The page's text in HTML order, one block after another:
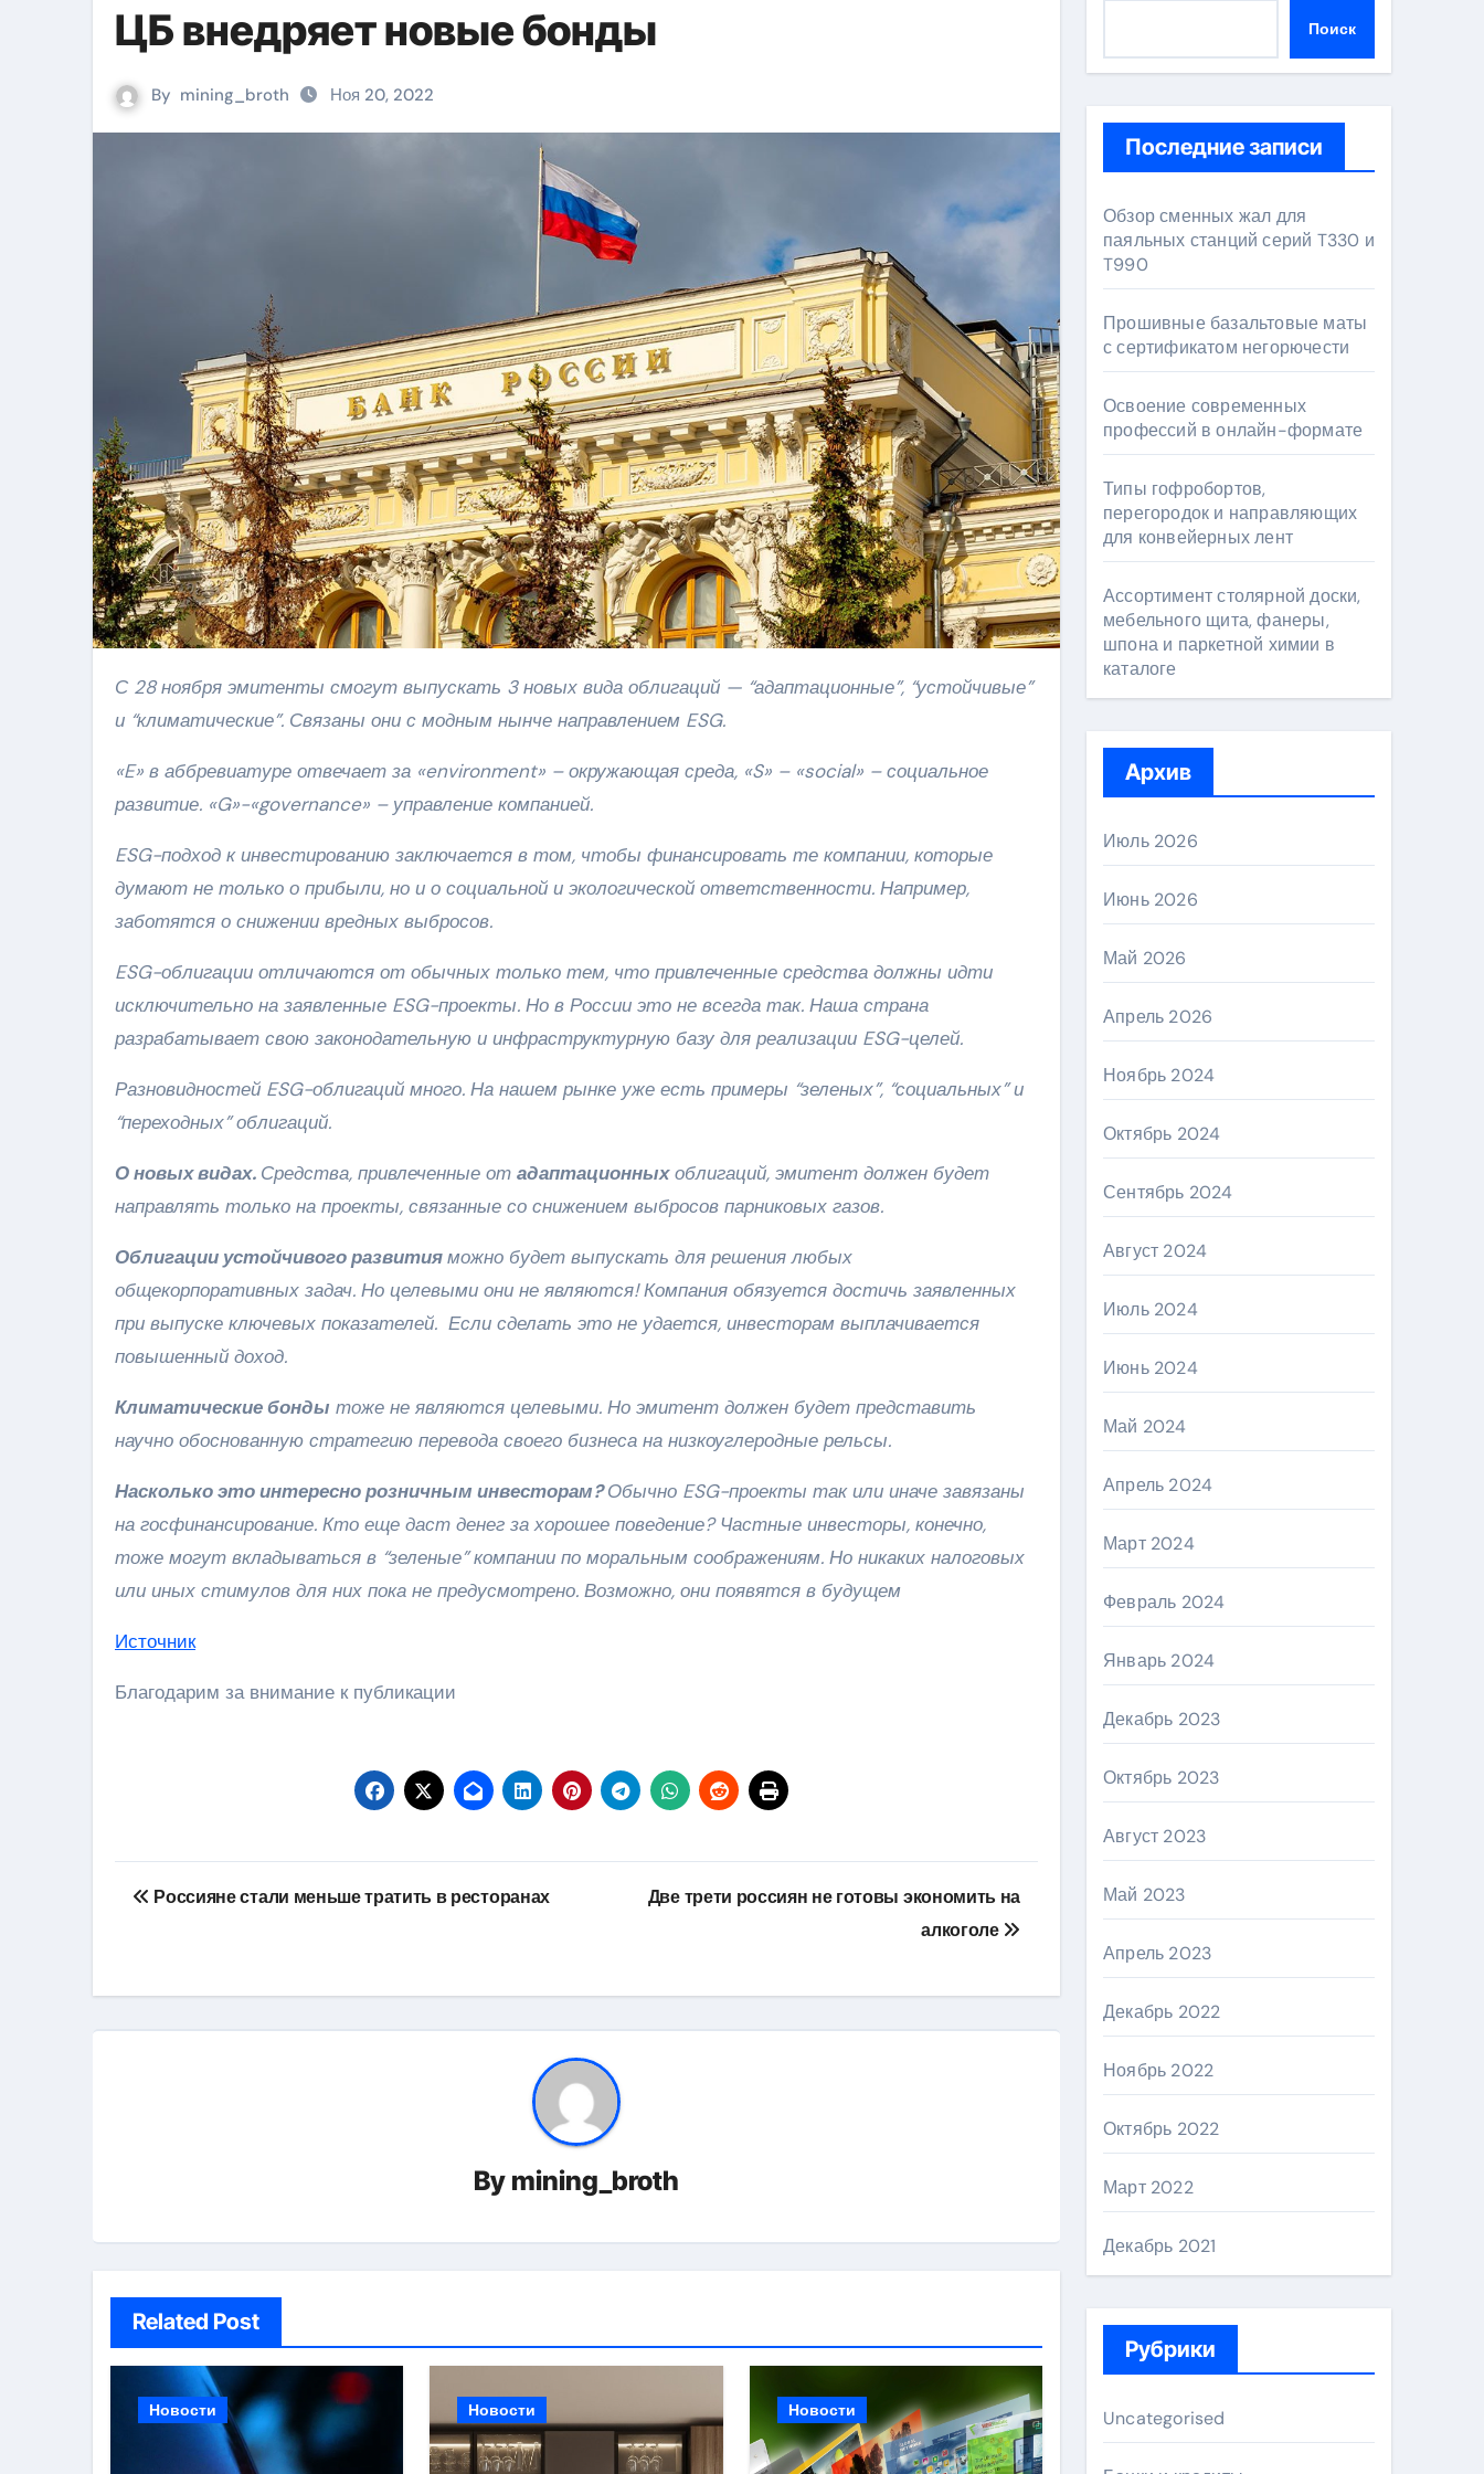
ЦБ внедряет новые бонды
By mining_broth Ноя 20, 2022
С 28 ноября эмитенты смогут выпускать 3 новых вида облигаций — “адаптационные”, “устойчивые”
и “климатические”. Связаны они с модным нынче направлением ESG.
«E» в аббревиатуре отвечает за «environment» – окружающая среда, «S» – «social» – социальное
развитие. «G»-«governance» – управление компанией.
ESG-подход к инвестированию заключается в том, чтобы финансировать те компании, которые
думают не только о прибыли, но и о социальной и экологической ответственности. Например,
заботятся о снижении вредных выбросов.
ESG-облигации отличаются от обычных только тем, что привлеченные средства должны идти
исключительно на заявленные ESG-проекты. Но в России это не всегда так. Наша страна
разрабатывает свою законодательную и инфраструктурную базу для реализации ESG-целей.
Разновидностей ESG-облигаций много. На нашем рынке уже есть примеры “зеленых”, “социальных”и
“переходных”облигаций.
О новых видах. Средства, привлеченные от адаптационныхоблигаций, эмитент должен будет
направлять только на проекты, связанные со снижением выбросов парниковых газов.
Облигации устойчивого развитияможно будет выпускать для решения любых
общекорпоративных задач. Но целевыми они не являются! Компания обязуется достичь заявленных
при выпуске ключевых показателей. Если сделать это не удается, инвесторам выплачивается
повышенный доход.
Климатические бонды тоже не являются целевыми. Но эмитент должен будет представить
научно обоснованную стратегию перевода своего бизнеса на низкоуглеродные рельсы.
Насколько это интересно розничным инвесторам?Обычно ESG-проекты так или иначе завязаны
на госфинансирование. Кто еще даст денег за хорошее поведение? Частные инвесторы, конечно,
тоже могут вкладываться в “зеленые” компании по моральным соображениям. Но никаких налоговых
или иных стимулов для них пока не предусмотрено. Возможно, они появятся в будущем
Источник
Благодарим за внимание к публикации
Навигация
Россияне стали меньше тратить в ресторанах
Две трети россиян не готовы экономить на
алкоголе
By mining_broth
Related Post
Новости Новости Новости
Поиск
Последние записи
Обзор сменных жал для
паяльных станций серий T330 и
T990
Прошивные базальтовые маты
с сертификатом негорючести
Освоение современных
профессий в онлайн-формате
Типы гофробортов,
перегородок и направляющих
для конвейерных лент
Ассортимент столярной доски,
мебельного щита, фанеры,
шпона и паркетной химии в
каталоге
Архив
Июль 2026
Июнь 2026
Май 2026
Апрель 2026
Ноябрь 2024
Октябрь 2024
Сентябрь 2024
Август 2024
Июль 2024
Июнь 2024
Май 2024
Апрель 2024
Март 2024
Февраль 2024
Январь 2024
Декабрь 2023
Октябрь 2023
Август 2023
Май 2023
Апрель 2023
Декабрь 2022
Ноябрь 2022
Октябрь 2022
Март 2022
Декабрь 2021
Рубрики
Uncategorised